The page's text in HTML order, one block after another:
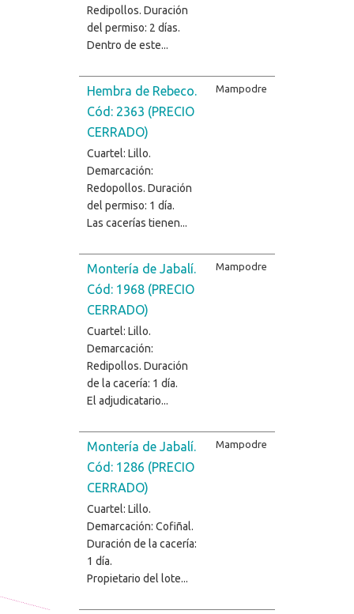
Redipollos. Duración
del permiso: 2 días.
Dentro de este...
Hembra de Rebeco.
Cód: 2363 (PRECIO
CERRADO)
Cuartel: Lillo.
Demarcación:
Redopollos. Duración
del permiso: 1 día.
Las cacerías tienen...
Mampodre
Montería de Jabalí.
Cód: 1968 (PRECIO
CERRADO)
Cuartel: Lillo.
Demarcación:
Redipollos. Duración
de la cacería: 1 día.
El adjudicatario...
Mampodre
Montería de Jabalí.
Cód: 1286 (PRECIO
CERRADO)
Cuartel: Lillo.
Demarcación: Cofiñal.
Duración de la cacería:
1 día.
Propietario del lote...
Mampodre